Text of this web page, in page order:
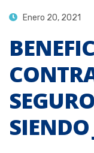
Enero 20, 2021